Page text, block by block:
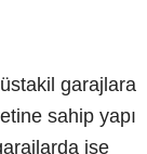
garajlara
sahip yapı
ise